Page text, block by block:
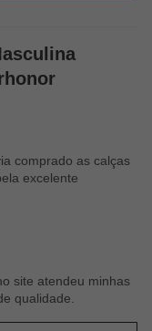
comprado as calças
excelente
site atendeu minhas
qualidade.